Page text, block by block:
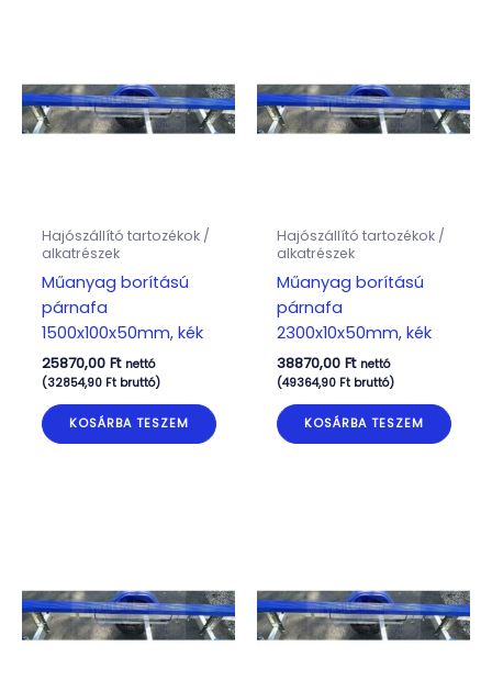
Hajószállító tartozékok /
alkatrészek
Műanyag borítású
párnafa
1500x100x50mm, kék
25870,00 Ft nettó
(32854,90 Ftbruttó)
KOSÁRBA TESZEM
Hajószállító tartozékok /
alkatrészek
Műanyag borítású
párnafa
2300x10x50mm, kék
38870,00 Ft nettó
(49364,90 Ftbruttó)
KOSÁRBA TESZEM